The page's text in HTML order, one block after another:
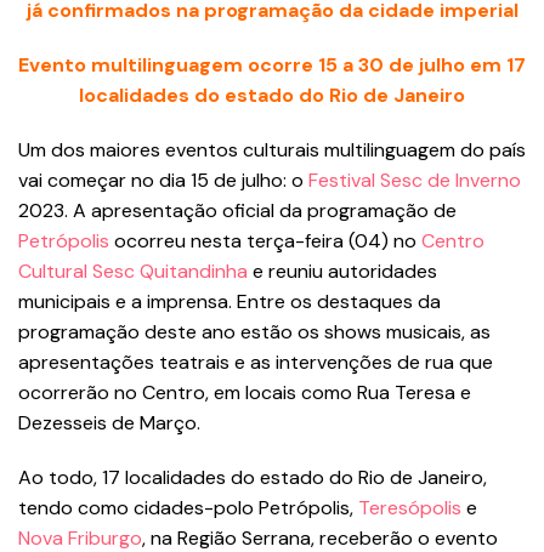
já confirmados na programação da cidade imperial
Evento multilinguagem ocorre 15 a 30 de julho em 17
localidades do estado do Rio de Janeiro
Um dos maiores eventos culturais multilinguagem do país
vai começar no dia 15 de julho: o Festival Sesc de Inverno
2023. A apresentação oficial da programação de
Petrópolis ocorreu nesta terça-feira (04) no Centro
Cultural Sesc Quitandinha e reuniu autoridades
municipais e a imprensa. Entre os destaques da
programação deste ano estão os shows musicais, as
apresentações teatrais e as intervenções de rua que
ocorrerão no Centro, em locais como Rua Teresa e
Dezesseis de Março.
Ao todo, 17 localidades do estado do Rio de Janeiro,
tendo como cidades-polo Petrópolis, Teresópolis e
Nova Friburgo, na Região Serrana, receberão o evento